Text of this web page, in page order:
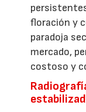
floración y
paradoja
mercado,
costoso y